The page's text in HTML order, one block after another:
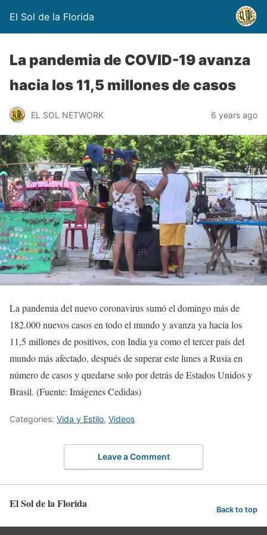
El Sol de la Florida
La pandemia de COVID-19 avanza
hacia los 11,5 millones de casos
EL SOL NETWORK 6 years ago
La pandemia del nuevo coronavirus sumó el domingo más de
182.000 nuevos casos en todo el mundo y avanza ya hacia los
11,5 millones de positivos, con India ya como el tercer país del
mundo más afectado, después de superar este lunes a Rusia en
número de casos y quedarse solo por detrás de Estados Unidos y
Brasil. (Fuente: Imágenes Cedidas)
Categories: Vida y Estilo, Videos
Leave a Comment
El Sol de la Florida Back to top